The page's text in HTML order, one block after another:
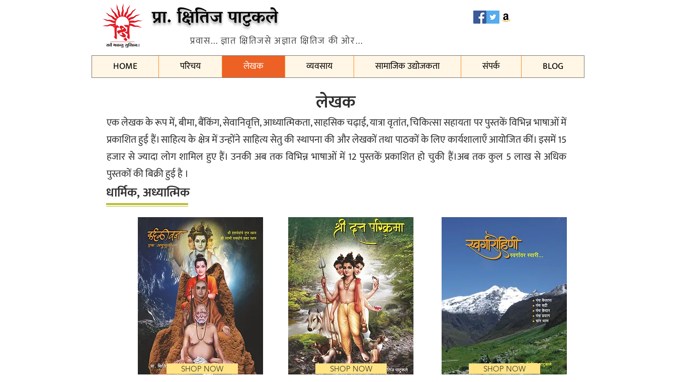
प्रा. क्षितिज पाटुकले
प्रवास... ज्ञात क्षितिजसे अज्ञात क्षितिज की ओर...
HOME परिचय लेखक व्यवसाय सामाजिक उद्योजकता संपर्क BLOG
लेखक
एक लेखक के रूप में, बीमा, बैंकिंग, सेवानिवृत्ति, आध्यात्मिकता, साहसिक चढ़ाई, यात्रा वृतांत, चिकित्सा सहायता पर पुस्तकें विभिन्न भाषाओं में
प्रकाशित हुई हैं। साहित्य के क्षेत्र में उन्होंने साहित्य सेतु की स्थापना की और लेखकों तथा पाठकों के लिए कार्यशालाएँ आयोजित कीं। इसमें 15
हजार से ज्यादा लोग शामिल हुए हैं। उनकी अब तक विभिन्न भाषाओं में 12 पुस्तकें प्रकाशित हो चुकी हैं।अब तक कुल 5 लाख से अधिक
पुस्तकों की बिक्री हुई है ।
धार्मिक, अध्यात्मिक
SHOP NOW SHOP NOW SHOP NOW